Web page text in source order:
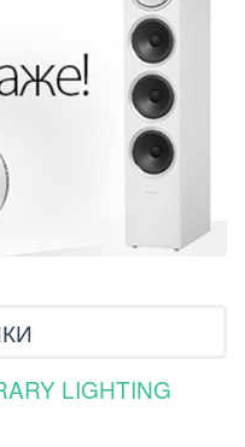
LIGHTING